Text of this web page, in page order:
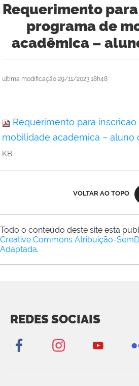
Requerimento
programa de
acadêmica –
última modificação 29/11/2023 18h48
Requerimento para
mobilidade academica – aluno
KB
VOLTAR AO TOPO
Todo o conteúdo deste site está
Creative Commons Atribuição-
Adaptada.
REDES SOCIAIS